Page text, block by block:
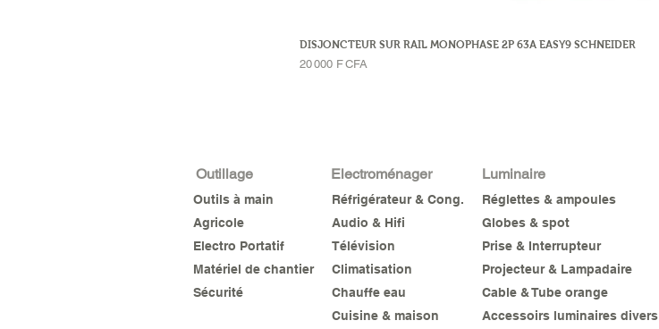
DISJONCTEUR SUR RAIL MONOPHASE 2P 63A EASY9 SCHNEIDER
Prix
20 000 F CFA
Outillage Luminaire
Electroménager
Outils à main
Agricole
Electro Portatif
Matériel de chantier
Sécurité
Réfrigérateur & Cong.
Audio & Hifi
Télévision
Climatisation
Chauffe eau
Cuisine & maison
Réglettes & ampoules
Globes & spot
Prise & Interrupteur
Projecteur & Lampadaire
Cable & Tube orange
Accessoirs luminaires divers